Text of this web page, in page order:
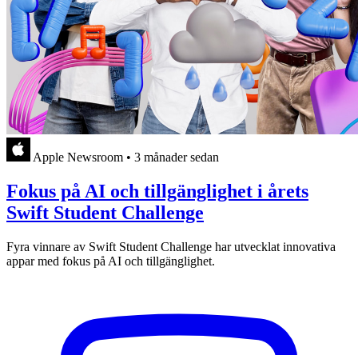
Apple Newsroom • 3 månader sedan
Fokus på AI och tillgänglighet i årets
Swift Student Challenge
Fyra vinnare av Swift Student Challenge har utvecklat innovativa
appar med fokus på AI och tillgänglighet.